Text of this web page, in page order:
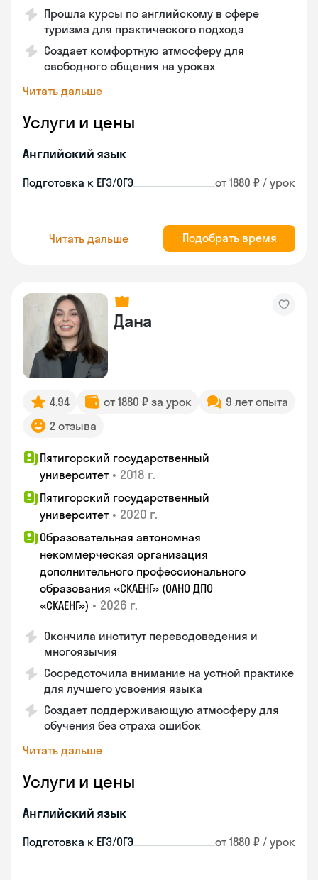
Прошла курсы по английскому в сфере
туризма для практического подхода
Создает комфортную атмосферу для
свободного общения на уроках
Читать дальше
Услуги и цены
Английский язык
Подготовка к ЕГЭ/ОГЭ от 1880 ₽ / урок
Читать дальше Подобрать время
Дана
4.94 от 1880 ₽ за урок
9 лет опыта
2 отзыва
Пятигорский государственный
университет • 2018 г.
Пятигорский государственный
университет • 2020 г.
Образовательная автономная
некоммерческая организация
дополнительного профессионального
образования «СКАЕНГ» (ОАНО ДПО
«СКАЕНГ») • 2026 г.
Окончила институт переводоведения и
многоязычия
Сосредоточила внимание на устной практике
для лучшего усвоения языка
Создает поддерживающую атмосферу для
обучения без страха ошибок
Читать дальше
Услуги и цены
Английский язык
Подготовка к ЕГЭ/ОГЭ от 1880 ₽ / урок